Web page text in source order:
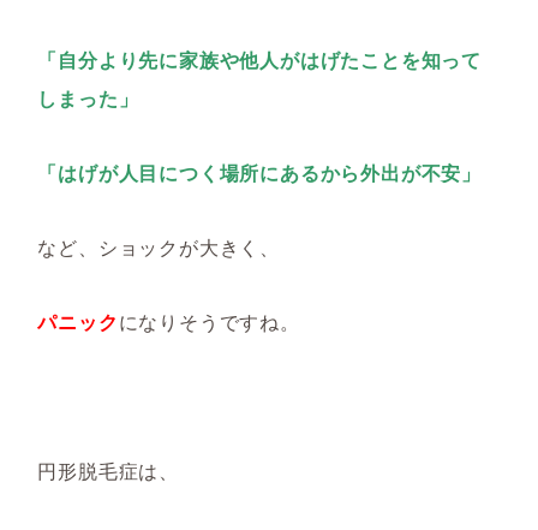
「自分より先に家族や他人がはげたことを知って
しまった」
「はげが人目につく場所にあるから外出が不安」
など、ショックが大きく、
パニックになりそうですね。
円形脱毛症は、